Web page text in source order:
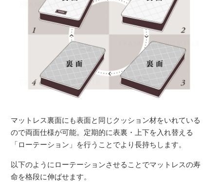
マットレス裏面にも表面と同じクッション材をいれている
ので両面仕様が可能。定期的に表裏・上下を入れ替える
「ローテーション」を行うことでより長持ちします。
以下のようにローテーションさせることでマットレスの寿
命を格段に伸ばせます。